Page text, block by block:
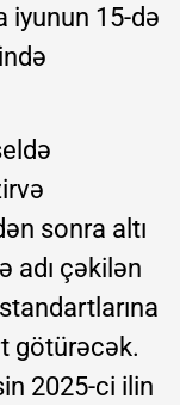
iyunun 15-də
sonra altı
adı çəkilən
götürəcək.
2025-ci ilin